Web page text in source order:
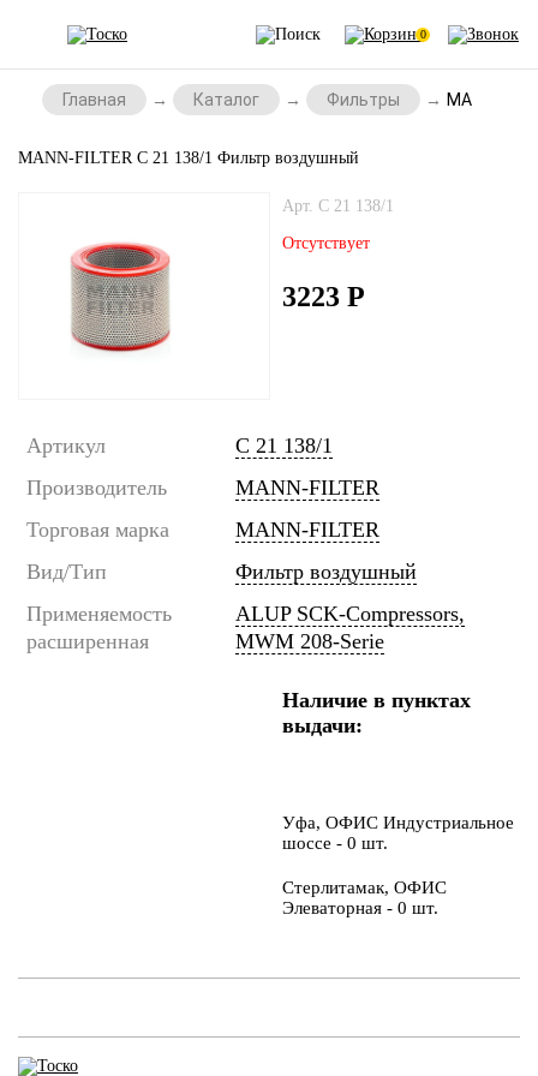
0
Главная Каталог Фильтры MANN-
MANN-FILTER C 21 138/1 Фильтр воздушный
Арт. C 21 138/1
Отсутствует
3223 Р
Артикул
C 21 138/1
Производитель
MANN-FILTER
Торговая марка
MANN-FILTER
Вид/Тип
Фильтр воздушный
Применяемость
расширенная
ALUP SCK-Compressors,
MWM 208-Serie
Наличие в пунктах
выдачи:
Уфа, ОФИС Индустриальное
шоссе - 0 шт.
Стерлитамак, ОФИС
Элеваторная - 0 шт.